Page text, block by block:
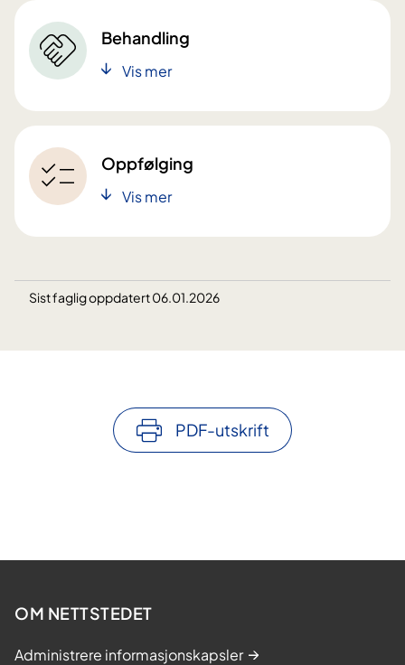
Behandling
Vis mer
Oppfølging
Vis mer
Sist faglig oppdatert 06.01.2026
PDF-utskrift
OM NETTSTEDET
Administrere informasjonskapsler